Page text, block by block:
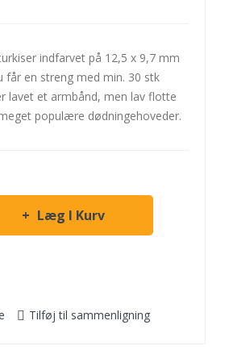
indfarvet på 12,5 x 9,7 mm
får en streng med min. 30 stk
lavet et armbånd, men lav flotte
populære dødningehoveder.
Læg I Kurv
Tilføj til sammenligning